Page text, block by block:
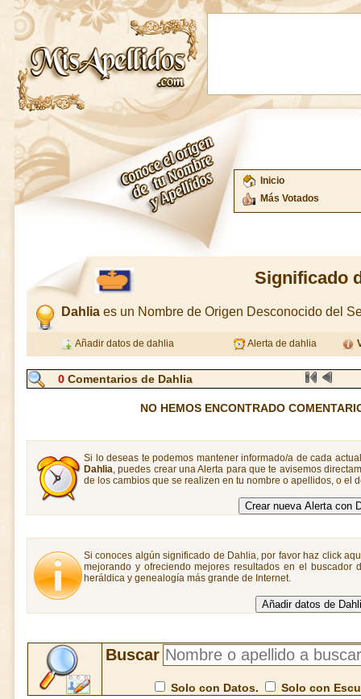
Inicio
Más Votados
Significado
Dahlia es un Nombre de Origen Desconocido del
Añadir datos de dahlia Alerta de dahlia
0 Comentarios de Dahlia
NO HEMOS ENCONTRADO
Si lo deseas te podemos mantener informado/a de cada
Dahlia, puedes crear una Alerta para que te avisemos
de los cambios que se realizen en tu nombre o apellidos, o el
Si conoces algún significado de Dahlia, por favor haz click
mejorando y ofreciendo mejores resultados en el buscador
heráldica y genealogía más grande de Internet.
Buscar
Solo con Datos. Solo con